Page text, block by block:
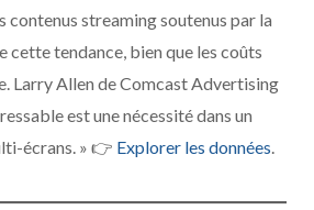
contenus streaming soutenus par la
cette tendance, bien que les coûts
Larry Allen de Comcast Advertising
est une nécessité dans un
écrans. » 👉 Explorer les données.